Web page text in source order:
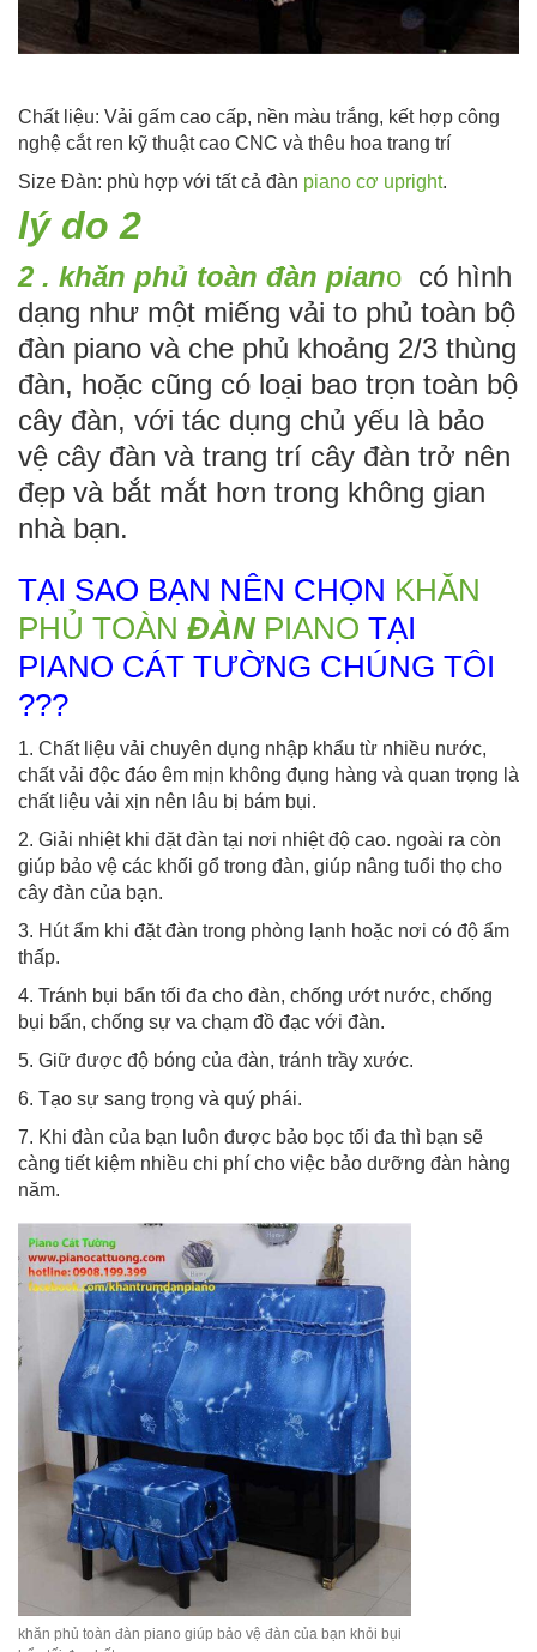
Chất liệu: Vải gấm cao cấp, nền màu trắng, kết hợp công
nghệ cắt ren kỹ thuật cao CNC và thêu hoa trang trí
Size Đàn: phù hợp với tất cả đàn piano cơ upright.
lý do 2
2 . khăn phủ toàn đàn piano có hình
dạng như một miếng vải to phủ toàn bộ
đàn piano và che phủ khoảng 2/3 thùng
đàn, hoặc cũng có loại bao trọn toàn bộ
cây đàn, với tác dụng chủ yếu là bảo
vệ cây đàn và trang trí cây đàn trở nên
đẹp và bắt mắt hơn trong không gian
nhà bạn.
TẠI SAO BẠN NÊN CHỌN KHĂN
PHỦ TOÀN ĐÀNPIANO TẠI
PIANO CÁT TƯỜNG CHÚNG TÔI
???
1. Chất liệu vải chuyên dụng nhập khẩu từ nhiều nước,
chất vải độc đáo êm mịn không đụng hàng và quan trọng là
chất liệu vải xịn nên lâu bị bám bụi.
2. Giải nhiệt khi đặt đàn tại nơi nhiệt độ cao. ngoài ra còn
giúp bảo vệ các khối gổ trong đàn, giúp nâng tuổi thọ cho
cây đàn của bạn.
3. Hút ẩm khi đặt đàn trong phòng lạnh hoặc nơi có độ ẩm
thấp.
4. Tránh bụi bẩn tối đa cho đàn, chống ướt nước, chống
bụi bẩn, chống sự va chạm đồ đạc với đàn.
5. Giữ được độ bóng của đàn, tránh trầy xước.
6. Tạo sự sang trọng và quý phái.
7. Khi đàn của bạn luôn được bảo bọc tối đa thì bạn sẽ
càng tiết kiệm nhiều chi phí cho việc bảo dưỡng đàn hàng
năm.
khăn phủ toàn đàn piano giúp bảo vệ đàn của bạn khỏi bụi